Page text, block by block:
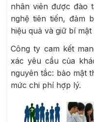
nhân viên được đào
nghệ tiên tiến, đảm
hiệu quả và giữ bí
Công ty cam kết
xác yêu cầu của
nguyên tắc: bảo mật
mức chi phí hợp lý.